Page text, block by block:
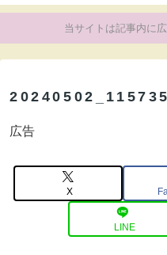
当サイトは記事内に
20240502_115735
広告
X
LINE